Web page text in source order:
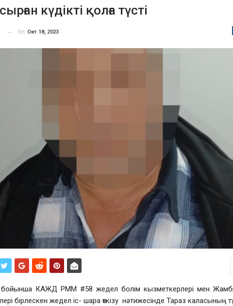
күдікті қолға түсті
On Окт 18, 2023
КАЖД РММ #58 жедел болiм кызметкерлерi мен
бiрлескен жедел iс- шара өткізу нәтижесiнде Тараз каласының